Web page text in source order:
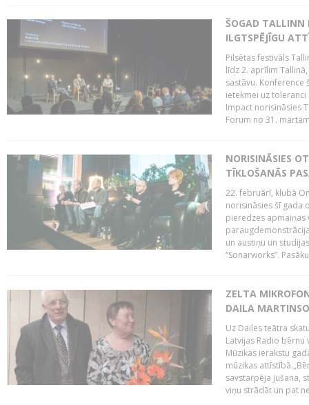
ŠOGAD TALLINN
ILGTSPĒJĪGU
Pilsētas festivāls
līdz 2. aprīlim
sastāvu.
ietekmei uz
Impact norisināsies
Forum no 31.
NORISINĀSIES
TĪKLOŠANĀS
22. februārī, klubā
norisināsies šī gada
pieredzes apmaiņas
un austiņu un
“Sonarworks”.
ZELTA
DAILA
Uz Dailes teātra
Latvijas Radio
Mūzikas ierakstu
mūzikas
savstarpēja jušana,
viņu strādāt un pat